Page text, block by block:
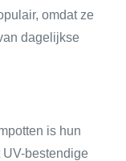
omdat ze
dagelijkse
is hun
bestendige